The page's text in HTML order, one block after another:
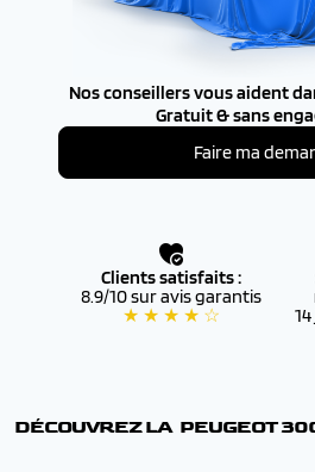
Nos conseillers vous aident
Gratuit & sans
Faire ma
Clients satisfaits :
8.9/10 sur avis garantis
★ ★ ★ ★ ☆
DÉCOUVREZ LA PEUGEOT